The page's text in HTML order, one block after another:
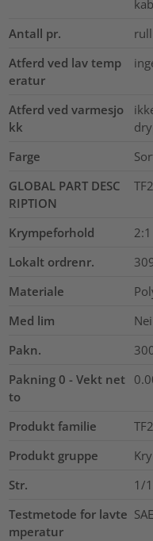
Antall pr.
rull
Atferd ved lav temp
eratur
Atferd ved varmesjo
kk
Farge
GLOBAL PART DESC
RIPTION
Krympeforhold
2:1
Lokalt ordrenr.
Materiale
Med lim
Nei
Pakn.
Pakning 0 - Vekt net
to
Produkt familie
Produkt gruppe
Str.
1/
Testmetode for lavte
mperatur